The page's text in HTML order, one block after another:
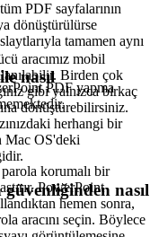
PDF sayfalarının
dönüştürülürse
tamamen aynı
PDF yapma
aracımız mobil
Birden çok
gibi yalnızca birkaç
dönüştürebilirsiniz.
herhangi bir
Mac OS'deki
nasıl
korumalı bir
PowerPoint
hemen sonra,
aracını seçin. Böylece
nasıl